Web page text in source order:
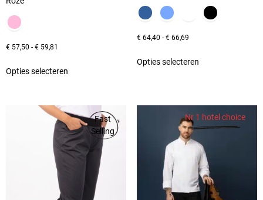
€ 57,50 - € 59,81
Opties selecteren
€64,40 - €66,69
Opties selecteren
Fast
Selling
Nr 1 hotel choice